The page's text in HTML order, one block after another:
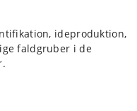
ideproduktion,
faldgruber i de